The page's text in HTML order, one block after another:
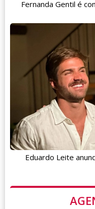
Fernanda Gentil é
Eduardo Leite